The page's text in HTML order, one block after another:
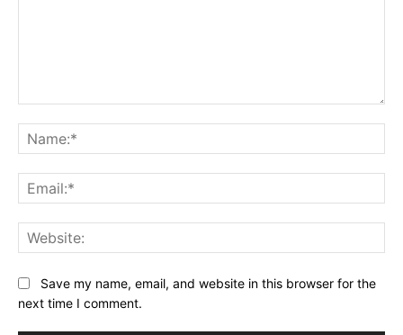
Save my name, email, and website in this browser for the
next time I comment.